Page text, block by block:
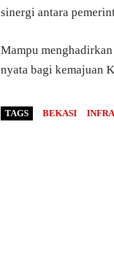
sinergi antara
Mampu
nyata bagi kemajuan
TAGS BEKASI